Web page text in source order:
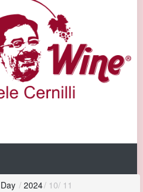
Day / 2024/ 10/ 11